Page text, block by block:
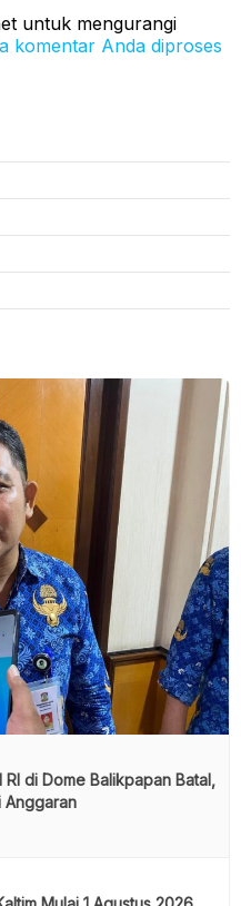
untuk mengurangi
komentar Anda diproses
di Dome Balikpapan Batal,
Anggaran